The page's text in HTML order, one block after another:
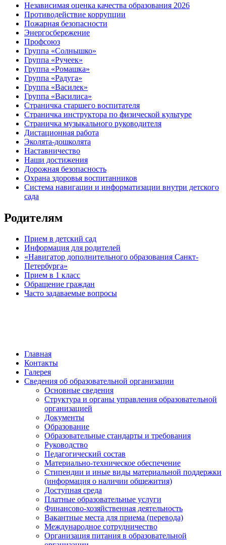
Независимая оценка качества образования 2026
Противодействие коррупции
Пожарная безопасности
Энергосбережение
Профсоюз
Группа «Солнышко»
Группа «Ручеек»
Группа «Ромашка»
Группа «Радуга»
Группа «Василек»
Группа «Василиса»
Страничка старшего воспитателя
Страничка инструктора по физической культуре
Страничка музыкального руководителя
Дистационная работа
Эколята-дошколята
Наставничество
Наши достижения
Дорожная безопасность
Охрана здоровья воспитанников
Система навигации и информатизации внутри детского
сада
Родителям
Прием в детский сад
Информация для родителей
«Навигатор дополнительного образования Санкт-
Петербурга»
Прием в 1 класс
Обращение граждан
Часто задаваемые вопросы
Главная
Контакты
Галерея
Сведения об образовательной организации
Основные сведения
Структура и органы управления образовательной
организацией
Документы
Образование
Образовательные стандарты и требования
Руководство
Педагогический состав
Материально-техническое обеспечение
Стипендии и иные виды материальной поддержки
(информация о наличии общежития)
Доступная среда
Платные образовательные услуги
Финансово-хозяйственная деятельность
Вакантные места для приема (перевода)
Международное сотрудничество
Организация питания в образовательной